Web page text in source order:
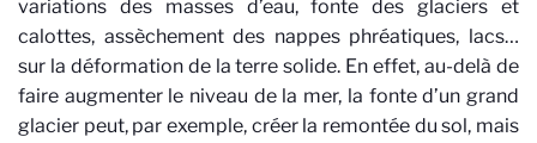
variations des masses d’eau, fonte des glaciers et
calottes, assèchement des nappes phréatiques, lacs…
sur la déformation de la terre solide. En effet, au-delà de
faire augmenter le niveau de la mer, la fonte d’un grand
glacier peut, par exemple, créer la remontée du sol, mais